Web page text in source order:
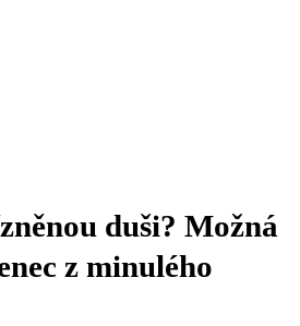
duši? Možná
z minulého